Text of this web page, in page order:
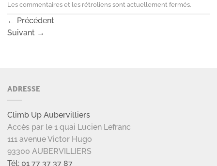
Les commentaires et les rétroliens sont actuellement fermés.
← Précédent
Suivant →
ADRESSE
Climb Up Aubervilliers
Accès par le 1 quai Lucien Lefranc
111 avenue Victor Hugo
93300 AUBERVILLIERS
Tél: 01 77 37 37 87